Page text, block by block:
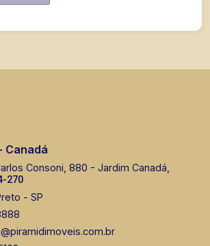
Canadá
Consoni, 880 - Jardim Canadá,
270
- SP